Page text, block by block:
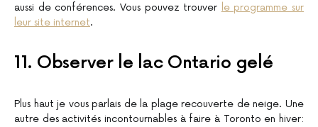
aussi de conférences. Vous pouvez trouver le programme sur
leur site internet.
11. Observer le lac Ontario gelé
Plus haut je vous parlais de la plage recouverte de neige. Une
autre des activités incontournables à faire à Toronto en hiver: